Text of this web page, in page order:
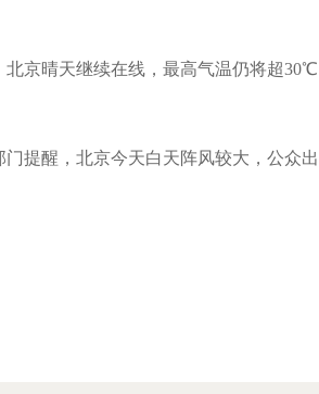
晴天继续在线，最高气温仍将超
醒，北京今天白天阵风较大，公众出